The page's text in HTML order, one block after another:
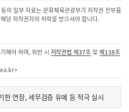
의 일부 자료는 문화체육관광부가 저작권 전부를
당 저작권자의 허락을 받으셔야 합니다.
해야 하며, 위반 시 저작권법 제37조 및제138조
>
한 연장, 세무검증 유예 등 적극 실시